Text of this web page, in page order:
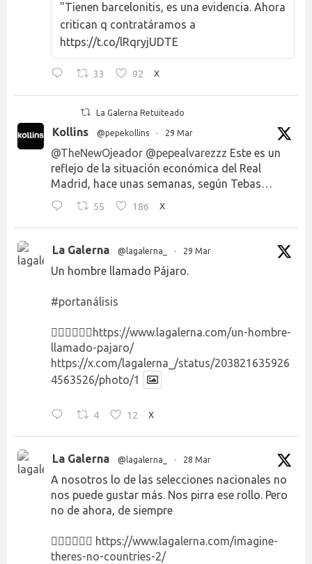
"Tienen barcelonitis, es una evidencia. Ahora
critican q contratáramos a
https://t.co/lRqryjUDTE
33 92 X
La Galerna Retuiteado
Kollins @pepekollins · 29 Mar
@TheNewOjeador @pepealvarezzz Este es un
reflejo de la situación económica del Real
Madrid, hace unas semanas, según Tebas…
55 186 X
La Galerna @lagalerna_ · 29 Mar
Un hombre llamado Pájaro.
#portanálisis
👉🏻👉🏻👉🏻 https://www.lagalerna.com/un-hombre-
llamado-pajaro/
https://x.com/lagalerna_/status/203821635926
4563526/photo/1
4 12 X
La Galerna @lagalerna_ · 28 Mar
A nosotros lo de las selecciones nacionales no
nos puede gustar más. Nos pirra ese rollo. Pero
no de ahora, de siempre
👉🏻👉🏻👉🏻 https://www.lagalerna.com/imagine-
theres-no-countries-2/